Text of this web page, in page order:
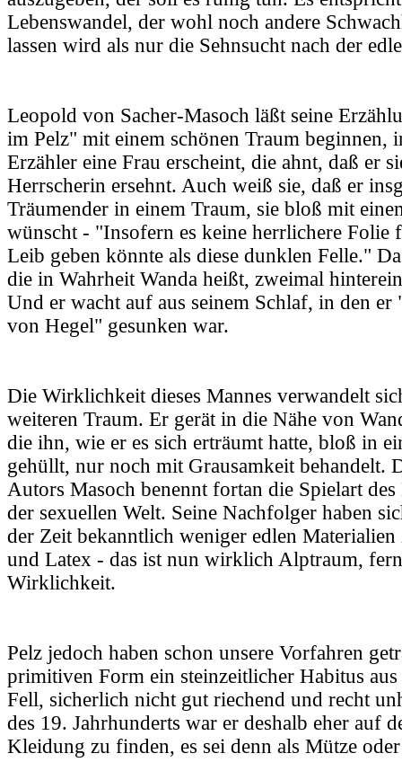
Lebenswandel, der wohl noch andere
lassen wird als nur die Sehnsucht nach der
Leopold von Sacher-Masoch läßt seine
im Pelz" mit einem schönen Traum beginnen,
Erzähler eine Frau erscheint, die ahnt, daß er
Herrscherin ersehnt. Auch weiß sie, daß er
Träumender in einem Traum, sie bloß mit
wünscht - "Insofern es keine herrlichere Folie
Leib geben könnte als diese dunklen Felle."
die in Wahrheit Wanda heißt, zweimal
Und er wacht auf aus seinem Schlaf, in den er
von Hegel" gesunken war.
Die Wirklichkeit dieses Mannes verwandelt
weiteren Traum. Er gerät in die Nähe von
die ihn, wie er es sich erträumt hatte, bloß in
gehüllt, nur noch mit Grausamkeit behandelt.
Autors Masoch benennt fortan die Spielart
der sexuellen Welt. Seine Nachfolger haben
der Zeit bekanntlich weniger edlen
und Latex - das ist nun wirklich Alptraum,
Wirklichkeit.
Pelz jedoch haben schon unsere Vorfahren
primitiven Form ein steinzeitlicher Habitus aus
Fell, sicherlich nicht gut riechend und recht
des 19. Jahrhunderts war er deshalb eher auf
Kleidung zu finden, es sei denn als Mütze